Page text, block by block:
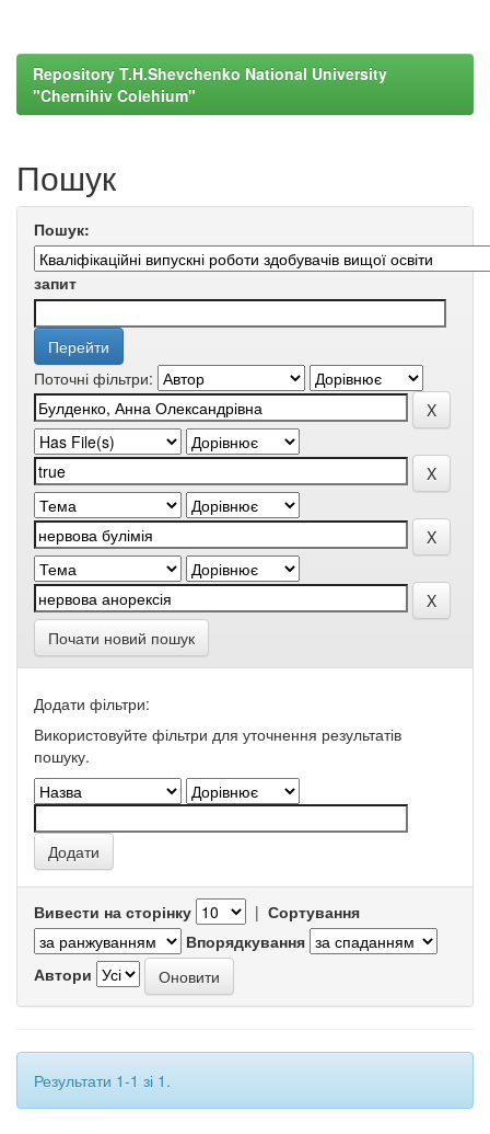
Repository T.H.Shevchenko National University
"Chernihiv Colehium"
Пошук
Пошук:
запит
Поточні фільтри:
Почати новий пошук
Додати фільтри:
Використовуйте фільтри для уточнення результатів
пошуку.
Вивести на сторінку | Сортування
Впорядкування
Автори
Результати 1-1 зі 1.